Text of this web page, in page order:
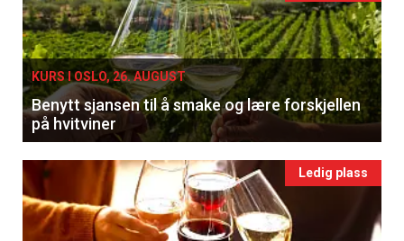
KURS I OSLO, 26. AUGUST
Benytt sjansen til å smake og lære forskjellen
på hvitviner
Ledig plass